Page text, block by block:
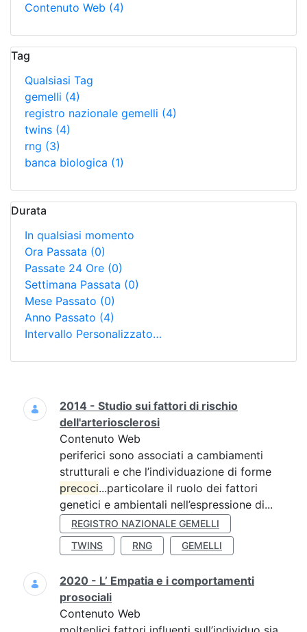
Contenuto Web (4)
Tag
Qualsiasi Tag
gemelli (4)
registro nazionale gemelli (4)
twins (4)
rng (3)
banca biologica (1)
Durata
In qualsiasi momento
Ora Passata (0)
Passate 24 Ore (0)
Settimana Passata (0)
Mese Passato (0)
Anno Passato (4)
Intervallo Personalizzato…
Ricerca
2014 - Studio sui fattori di rischio
dell'arteriosclerosi
Contenuto Web
periferici sono associati a cambiamenti
strutturali e che l’individuazione di forme
precoci...particolare il ruolo dei fattori
genetici e ambientali nell’espressione di...
REGISTRO NAZIONALE GEMELLI
TWINS
RNG GEMELLI
2020 - L’ Empatia e i comportamenti
prosociali
Contenuto Web